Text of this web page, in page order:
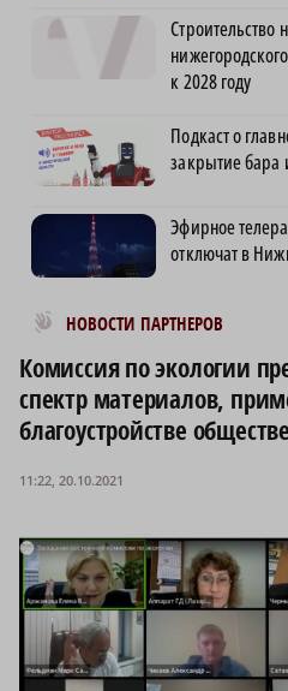
Строительство
к 2028 году
Подкаст о
закрытие бара
Эфирное
отключат в
НОВОСТИ ПАРТНЕРОВ
Новости МирТесен
Комиссия по экологии
спектр материалов,
благоустройстве
11:22, 20.10.2021